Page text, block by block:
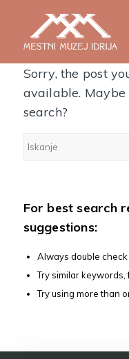
Nothing Found
Sorry, the post
available.
search?
For best search
suggestions:
Always double check
Try similar keywords,
Try using more than